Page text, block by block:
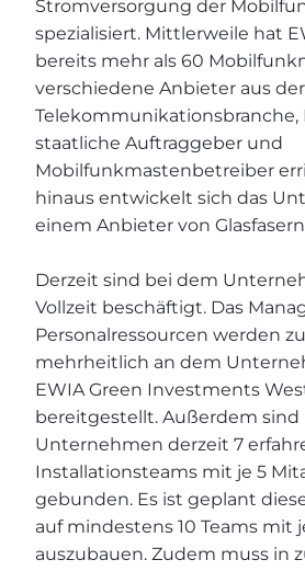
Stromversorgung der
spezialisiert. Mittlerweile hat
bereits mehr als 60
verschiedene Anbieter aus der
Telekommunikationsbranche,
staatliche Auftraggeber und
Mobilfunkmastenbetreiber
hinaus entwickelt sich das
einem Anbieter von
Derzeit sind bei dem
Vollzeit beschäftigt. Das
Personalressourcen werden
mehrheitlich an dem
EWIA Green Investments
bereitgestellt. Außerdem sind
Unternehmen derzeit 7
Installationsteams mit je 5
gebunden. Es ist geplant
auf mindestens 10 Teams mit
auszubauen. Zudem muss in